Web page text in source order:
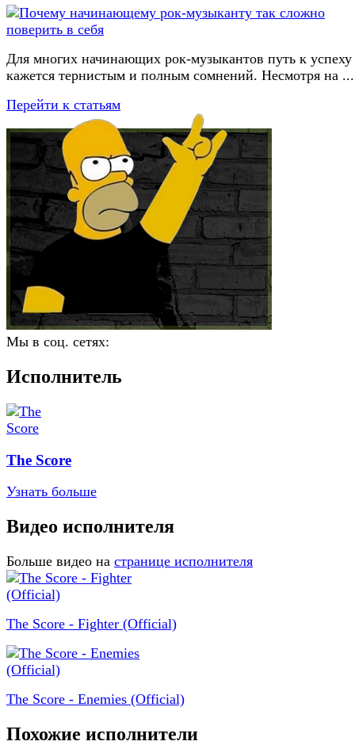
Для многих начинающих рок-музыкантов путь к успеху
кажется тернистым и полным сомнений. Несмотря на ...
Перейти к статьям
Мы в соц. сетях:
Исполнитель
The Score
Узнать больше
Видео исполнителя
Больше видео на странице исполнителя
The Score - Fighter (Official)
The Score - Enemies (Official)
Похожие исполнители